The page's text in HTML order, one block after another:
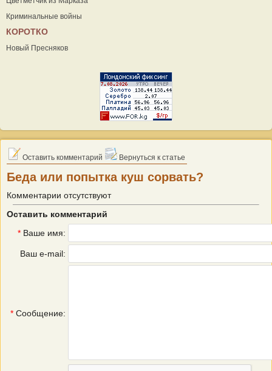
Криминальные войны
КОРОТКО
Новый Пресняков
Оставить комментарий Вернуться к статье
Беда или попытка куш сорвать?
Комментарии отсутствуют
Оставить комментарий
* Ваше имя:
Ваш e-mail:
* Сообщение: